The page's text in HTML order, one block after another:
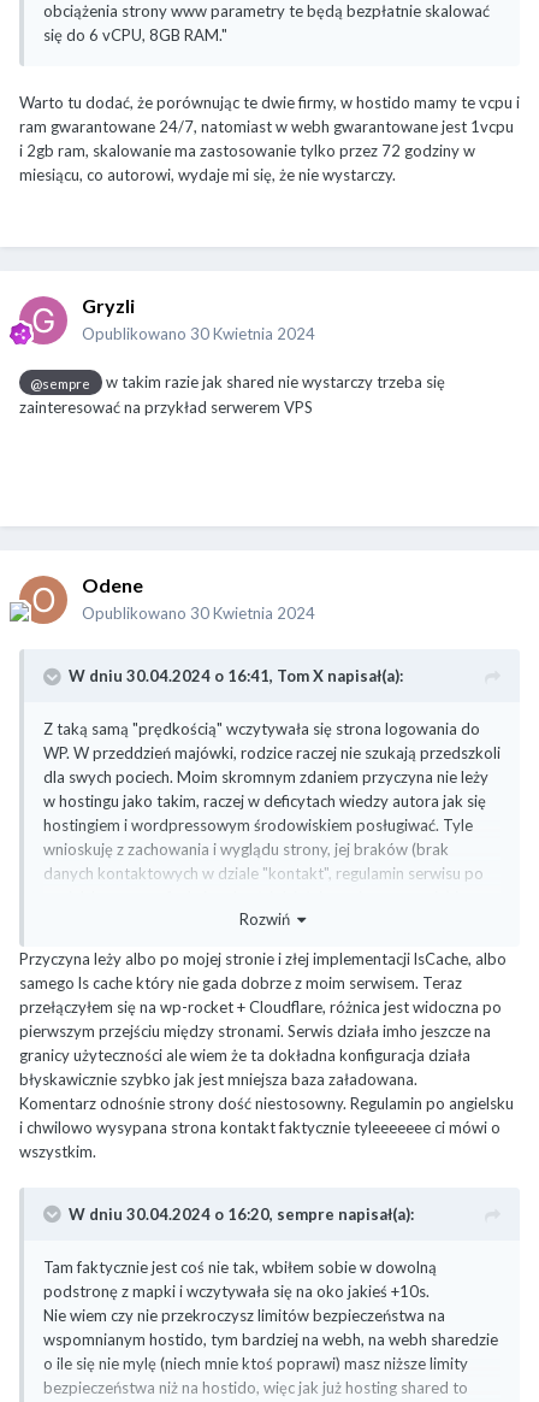
obciążenia strony www parametry te będą bezpłatnie skalować
się do 6 vCPU, 8GB RAM."
Warto tu dodać, że porównując te dwie firmy, w hostido mamy te vcpu i
ram gwarantowane 24/7, natomiast w webh gwarantowane jest 1vcpu
i 2gb ram, skalowanie ma zastosowanie tylko przez 72 godziny w
miesiącu, co autorowi, wydaje mi się, że nie wystarczy.
Gryzli
Opublikowano 30 Kwietnia 2024
@sempre
w takim razie jak shared nie wystarczy trzeba się
zainteresować na przykład serwerem VPS
Odene
Opublikowano 30 Kwietnia 2024
W dniu 30.04.2024 o 16:41, Tom X napisał(a):
Z taką samą "prędkością" wczytywała się strona logowania do
WP. W przeddzień majówki, rodzice raczej nie szukają przedszkoli
dla swych pociech. Moim skromnym zdaniem przyczyna nie leży
w hostingu jako takim, raczej w deficytach wiedzy autora jak się
hostingiem i wordpressowym środowiskiem posługiwać. Tyle
wnioskuję z zachowania i wyglądu strony, jej braków (brak
danych kontaktowych w dziale "kontakt", regulamin serwisu po
ogólnie z siermiężnie wykonanego wdrożenia.
Rozwiń
Przyczyna leży albo po mojej stronie i złej implementacji lsCache, albo
samego ls cache który nie gada dobrze z moim serwisem. Teraz
przełączyłem się na wp-rocket + Cloudflare, różnica jest widoczna po
pierwszym przejściu między stronami. Serwis działa imho jeszcze na
granicy użyteczności ale wiem że ta dokładna konfiguracja działa
błyskawicznie szybko jak jest mniejsza baza załadowana.
Komentarz odnośnie strony dość niestosowny. Regulamin po angielsku
i chwilowo wysypana strona kontakt faktycznie tyleeeeeee ci mówi o
wszystkim.
W dniu 30.04.2024 o 16:20, sempre napisał(a):
Tam faktycznie jest coś nie tak, wbiłem sobie w dowolną
podstronę z mapki i wczytywała się na oko jakieś +10s.
Nie wiem czy nie przekroczysz limitów bezpieczeństwa na
wspomnianym hostido, tym bardziej na webh, na webh sharedzie
o ile się nie mylę (niech mnie ktoś poprawi) masz niższe limity
bezpieczeństwa niż na hostido, więc jak już hosting shared to